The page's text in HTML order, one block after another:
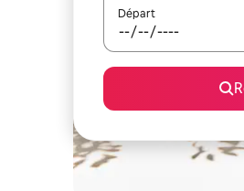
Départ